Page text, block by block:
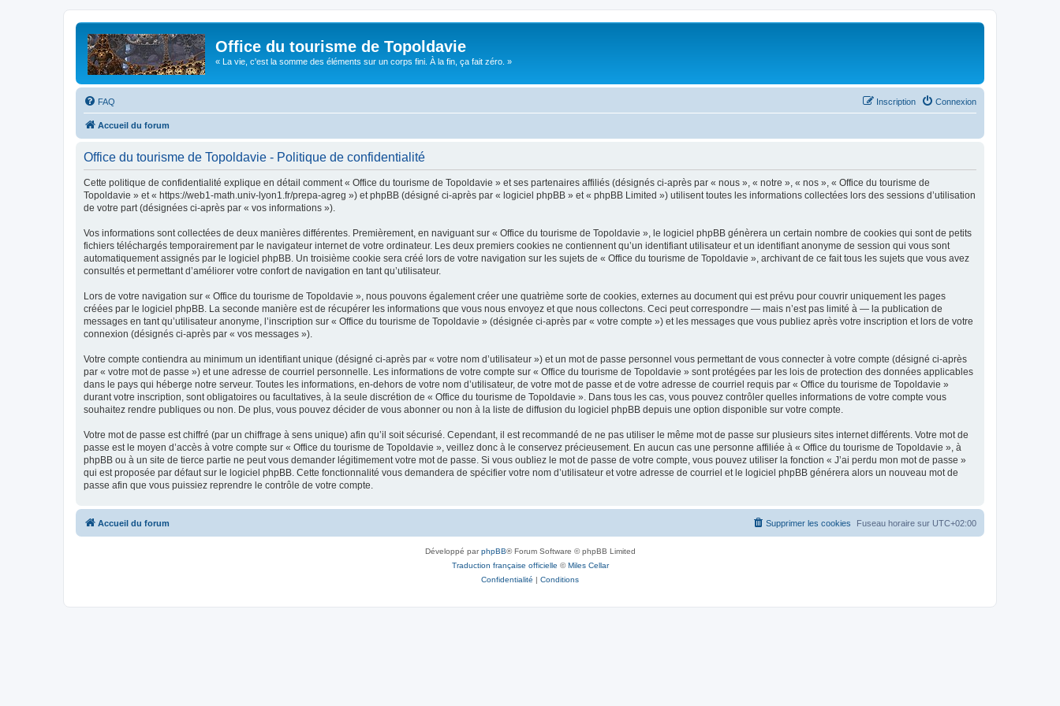
Office du tourisme de Topoldavie
« La vie, c'est la somme des éléments sur un corps fini. À la fin, ça fait zéro. »
FAQ Connexion
Inscription
Accueil du forum
Office du tourisme de Topoldavie - Politique de confidentialité
Cette politique de confidentialité explique en détail comment « Office du tourisme de Topoldavie » et ses partenaires affiliés (désignés ci-après par « nous », « notre », « nos », « Office du tourisme de
Topoldavie » et « https://web1-math.univ-lyon1.fr/prepa-agreg ») et phpBB (désigné ci-après par « logiciel phpBB » et « phpBB Limited ») utilisent toutes les informations collectées lors des sessions d’utilisation
de votre part (désignées ci-après par « vos informations »).
Vos informations sont collectées de deux manières différentes. Premièrement, en naviguant sur « Office du tourisme de Topoldavie », le logiciel phpBB génèrera un certain nombre de cookies qui sont de petits
fichiers téléchargés temporairement par le navigateur internet de votre ordinateur. Les deux premiers cookies ne contiennent qu’un identifiant utilisateur et un identifiant anonyme de session qui vous sont
automatiquement assignés par le logiciel phpBB. Un troisième cookie sera créé lors de votre navigation sur les sujets de « Office du tourisme de Topoldavie », archivant de ce fait tous les sujets que vous avez
consultés et permettant d’améliorer votre confort de navigation en tant qu’utilisateur.
Lors de votre navigation sur « Office du tourisme de Topoldavie », nous pouvons également créer une quatrième sorte de cookies, externes au document qui est prévu pour couvrir uniquement les pages
créées par le logiciel phpBB. La seconde manière est de récupérer les informations que vous nous envoyez et que nous collectons. Ceci peut correspondre — mais n’est pas limité à — la publication de
messages en tant qu’utilisateur anonyme, l’inscription sur « Office du tourisme de Topoldavie » (désignée ci-après par « votre compte ») et les messages que vous publiez après votre inscription et lors de votre
connexion (désignés ci-après par « vos messages »).
Votre compte contiendra au minimum un identifiant unique (désigné ci-après par « votre nom d’utilisateur ») et un mot de passe personnel vous permettant de vous connecter à votre compte (désigné ci-après
par « votre mot de passe ») et une adresse de courriel personnelle. Les informations de votre compte sur « Office du tourisme de Topoldavie » sont protégées par les lois de protection des données applicables
dans le pays qui héberge notre serveur. Toutes les informations, en-dehors de votre nom d’utilisateur, de votre mot de passe et de votre adresse de courriel requis par « Office du tourisme de Topoldavie »
durant votre inscription, sont obligatoires ou facultatives, à la seule discrétion de « Office du tourisme de Topoldavie ». Dans tous les cas, vous pouvez contrôler quelles informations de votre compte vous
souhaitez rendre publiques ou non. De plus, vous pouvez décider de vous abonner ou non à la liste de diffusion du logiciel phpBB depuis une option disponible sur votre compte.
Votre mot de passe est chiffré (par un chiffrage à sens unique) afin qu’il soit sécurisé. Cependant, il est recommandé de ne pas utiliser le même mot de passe sur plusieurs sites internet différents. Votre mot de
passe est le moyen d’accès à votre compte sur « Office du tourisme de Topoldavie », veillez donc à le conservez précieusement. En aucun cas une personne affiliée à « Office du tourisme de Topoldavie », à
phpBB ou à un site de tierce partie ne peut vous demander légitimement votre mot de passe. Si vous oubliez le mot de passe de votre compte, vous pouvez utiliser la fonction « J’ai perdu mon mot de passe »
qui est proposée par défaut sur le logiciel phpBB. Cette fonctionnalité vous demandera de spécifier votre nom d’utilisateur et votre adresse de courriel et le logiciel phpBB générera alors un nouveau mot de
passe afin que vous puissiez reprendre le contrôle de votre compte.
Accueil du forum Fuseau horaire sur UTC+02:00
Supprimer les cookies
Développé parphpBB® Forum Software © phpBB Limited
Traduction française officielle ©Miles Cellar
Confidentialité | Conditions